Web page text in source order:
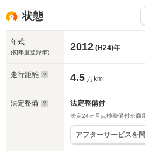
状態
年式
(初年度登録年) 2012 (H24)年
走行距離 4.5 万km
法定整備 法定整備付
法定24ヶ月点検整備付※商
アフターサービスを